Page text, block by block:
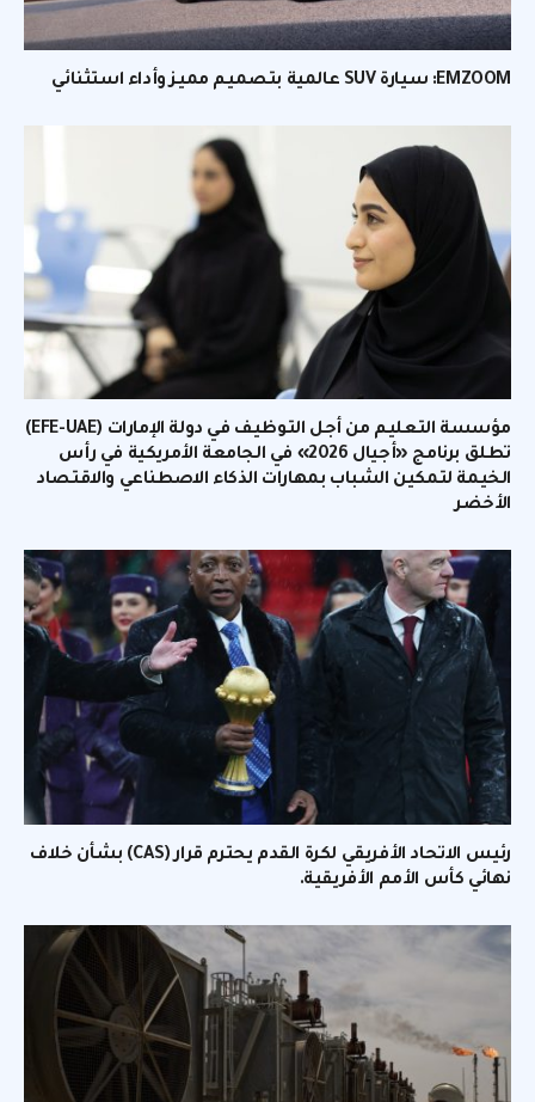
EMZOOM: سيارة SUV عالمية بتصميم مميز وأداء استثنائي
مؤسسة التعليم من أجل التوظيف في دولة الإمارات (EFE-UAE)
تطلق برنامج «أجيال 2026» في الجامعة الأمريكية في رأس
الخيمة لتمكين الشباب بمهارات الذكاء الاصطناعي والاقتصاد
الأخضر
رئيس الاتحاد الأفريقي لكرة القدم يحترم قرار (CAS) بشأن خلاف
نهائي كأس الأمم الأفريقية.